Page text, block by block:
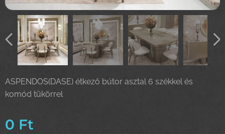
ASPENDOS(DASE) étkező bútor asztal 6 székkel és
komód tükörrel
0 Ft